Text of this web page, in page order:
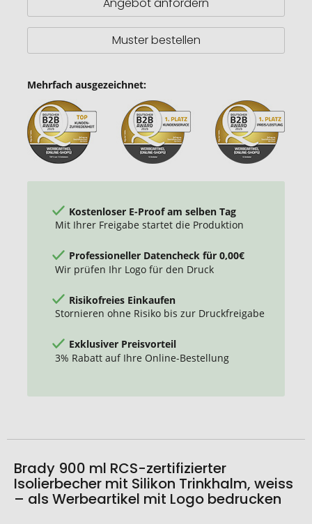
mit
Trinkhalm
Muster bestellen
Mehrfach ausgezeichnet:
Kostenloser E-Proof am selben Tag
Mit Ihrer Freigabe startet die Produktion
Professioneller Datencheck für 0,00€
Wir prüfen Ihr Logo für den Druck
Risikofreies Einkaufen
Stornieren ohne Risiko bis zur Druckfreigabe
Exklusiver Preisvorteil
3% Rabatt auf Ihre Online-Bestellung
Brady 900 ml RCS-zertifizierter
Isolierbecher mit Silikon Trinkhalm, weiss
– als Werbeartikel mit Logo bedrucken